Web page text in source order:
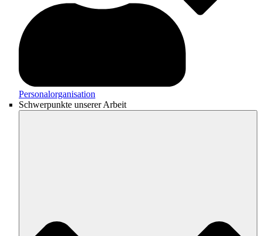
Personalorganisation
Schwerpunkte unserer Arbeit